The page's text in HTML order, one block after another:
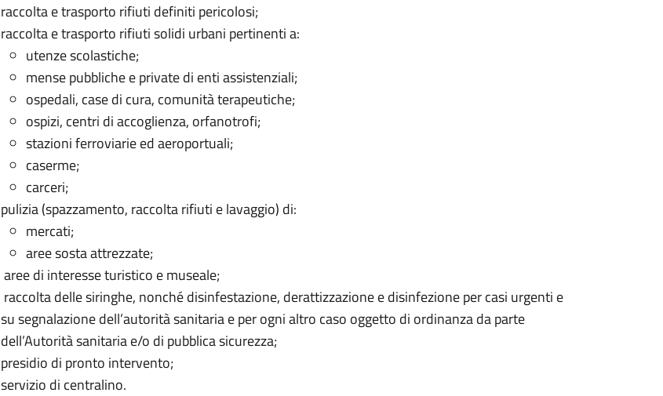
raccolta e trasporto rifiuti definiti pericolosi;
raccolta e trasporto rifiuti solidi urbani pertinenti a:
utenze scolastiche;
mense pubbliche e private di enti assistenziali;
ospedali, case di cura, comunità terapeutiche;
ospizi, centri di accoglienza, orfanotrofi;
stazioni ferroviarie ed aeroportuali;
caserme;
carceri;
pulizia (spazzamento, raccolta rifiuti e lavaggio) di:
mercati;
aree sosta attrezzate;
aree di interesse turistico e museale;
raccolta delle siringhe, nonché disinfestazione, derattizzazione e disinfezione per casi urgenti e
su segnalazione dell’autorità sanitaria e per ogni altro caso oggetto di ordinanza da parte
dell’Autorità sanitaria e/o di pubblica sicurezza;
presidio di pronto intervento;
servizio di centralino.